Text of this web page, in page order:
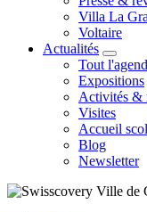
Villa La
Voltaire
Actualités
Tout
Expositions
Activités &
Visites
Accueil
Blog
Newsletter